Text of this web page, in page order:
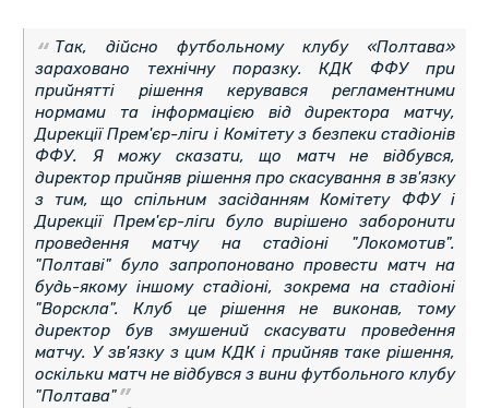
Так, дійсно футбольному клубу «Полтава»
зараховано технічну поразку. КДК ФФУ при
прийнятті рішення керувався регламентними
нормами та інформацією від директора матчу,
Дирекції Прем'єр-ліги і Комітету з безпеки стадіонів
ФФУ. Я можу сказати, що матч не відбувся,
директор прийняв рішення про скасування в зв'язку
з тим, що спільним засіданням Комітету ФФУ і
Дирекції Прем'єр-ліги було вирішено заборонити
проведення матчу на стадіоні "Локомотив".
"Полтаві" було запропоновано провести матч на
будь-якому іншому стадіоні, зокрема на стадіоні
"Ворскла". Клуб це рішення не виконав, тому
директор був змушений скасувати проведення
матчу. У зв'язку з цим КДК і прийняв таке рішення,
оскільки матч не відбувся з вини футбольного клубу
"Полтава"